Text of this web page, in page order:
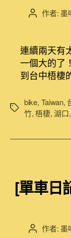
文
者
作者: 墨
連續兩天有
一個大的了
到台中梧棲
標
bike, Taiwan,
竹,梧棲,湖口
[單車日
文 作者: 墨